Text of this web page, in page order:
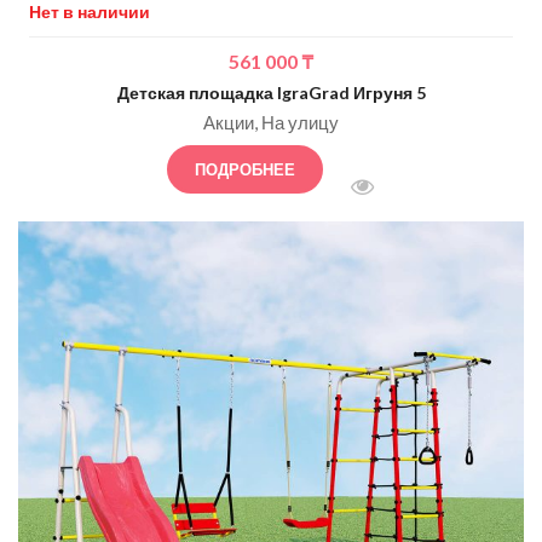
Нет в наличии
561 000₸
Детская площадка IgraGrad Игруня 5
Акции На улицу
ПОДРОБНЕЕ